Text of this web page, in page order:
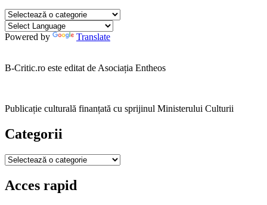
Categorii
Powered by Translate
B-Critic.ro este editat de Asociația Entheos
Publicație culturală finanțată cu sprijinul Ministerului Culturii
Categorii
Categorii
Acces rapid